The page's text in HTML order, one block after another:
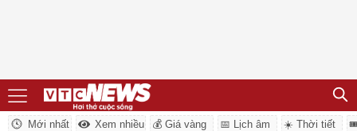
Mới nhất Xem nhiều 💰 Giá vàng 📅 Lịch âm ☀️ Thời tiết